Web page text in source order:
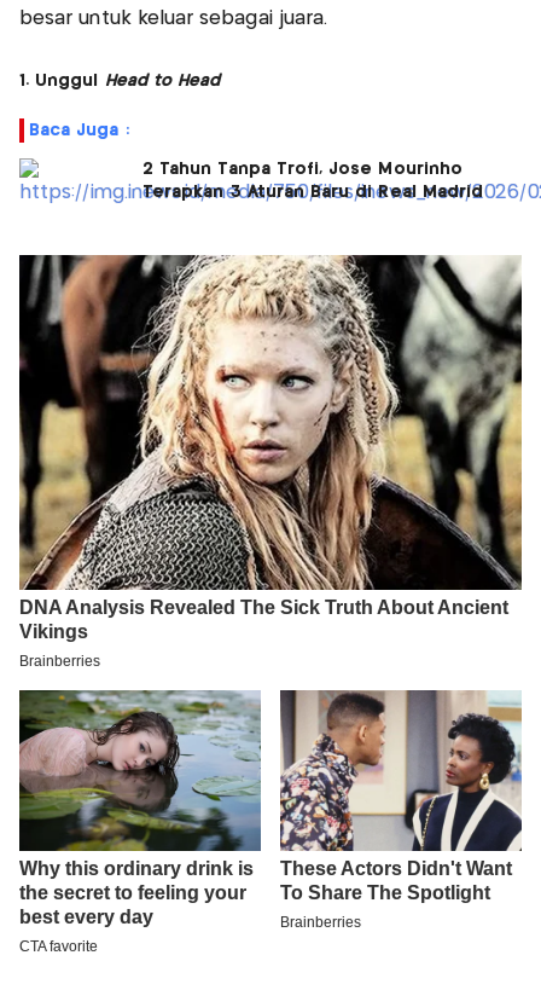
besar untuk keluar sebagai juara.
1. Unggul Head to Head
Baca Juga :
2 Tahun Tanpa Trofi, Jose Mourinho
Terapkan 3 Aturan Baru di Real Madrid